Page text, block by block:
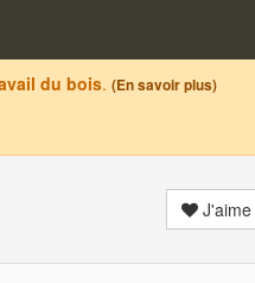
du bois. (En savoir plus)
J'aime